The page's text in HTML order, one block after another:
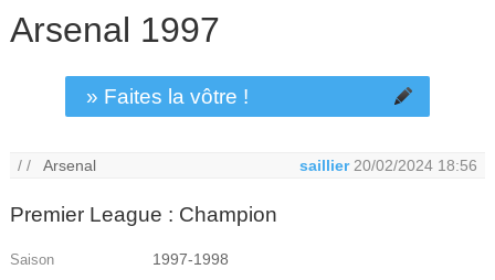
Arsenal 1997
» Faites la vôtre !
/ /Arsenal saillier 20/02/2024 18:56
Premier League : Champion
Saison 1997-1998